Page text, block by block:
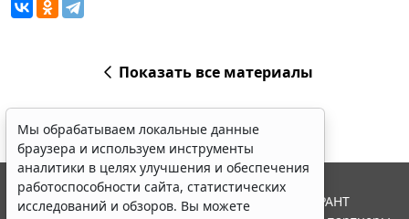
Показать все материалы
Мы обрабатываем локальные данные
браузера и используем инструменты
аналитики в целях улучшения и обеспечения
работоспособности сайта, статистических
исследований и обзоров. Вы можете
© ООО "НПП "ГАРАНТ-СЕРВИС", 2026. Система ГАРАНТ